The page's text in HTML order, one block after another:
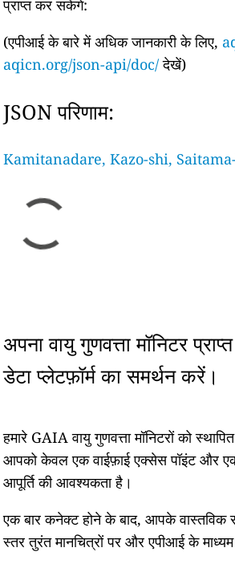
प्राप्त कर सकेंगे:
(एपीआई के बारे में अधिक जानकारी के लिए,
aqicn.org/json-api/doc/देखें)
JSON परिणाम:
Kamitanadare, Kazo-shi,
अपना वायु गुणवत्ता मॉनिटर
डेटा प्लेटफ़ॉर्म का समर्थन करें।
हमारे GAIA वायु गुणवत्ता मॉनिटरों को
आपको केवल एक वाईफ़ाई एक्सेस पॉइंट और
आपूर्ति की आवश्यकता है।
एक बार कनेक्ट होने के बाद, आपके वास्तविक
स्तर तुरंत मानचित्रों पर और एपीआई के